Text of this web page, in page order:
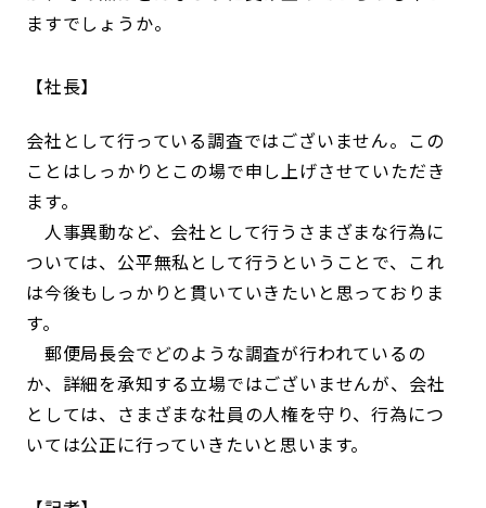
ますでしょうか。
社長
会社として行っている調査ではございません。この
ことはしっかりとこの場で申し上げさせていただき
ます。
人事異動など、会社として行うさまざまな行為に
ついては、公平無私として行うということで、これ
は今後もしっかりと貫いていきたいと思っておりま
す。
郵便局長会でどのような調査が行われているの
か、詳細を承知する立場ではございませんが、会社
としては、さまざまな社員の人権を守り、行為につ
いては公正に行っていきたいと思います。